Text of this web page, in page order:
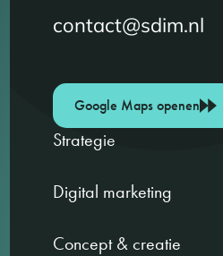
contact@sdim.nl
Google Maps openen
Strategie
Digital marketing
Concept & creatie